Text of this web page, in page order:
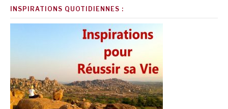
INSPIRATIONS QUOTIDIENNES :